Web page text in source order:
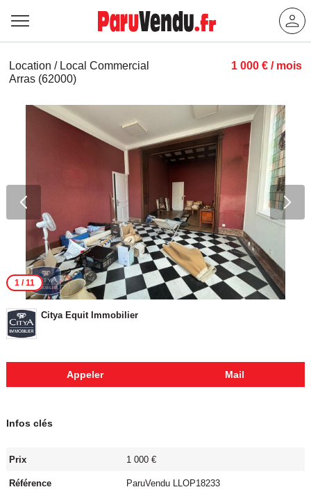
Location / Local Commercial
Arras (62000)
1 000 € / mois
1/ 11
Citya Equit Immobilier
Appeler Mail
Infos clés
Prix 1 000 €
Référence ParuVendu LLOP18233